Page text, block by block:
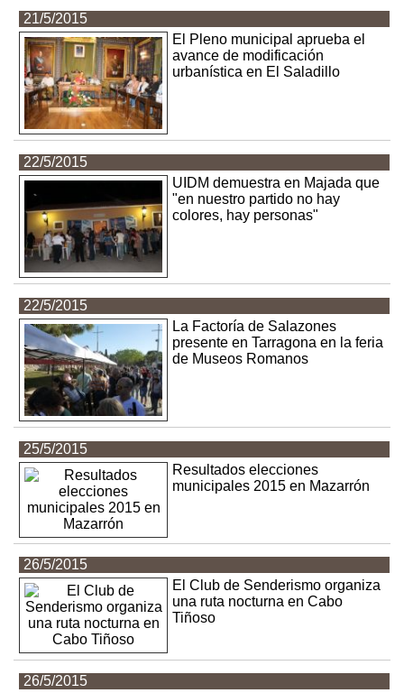
21/5/2015
El Pleno municipal aprueba el
avance de modificación
urbanística en El Saladillo
22/5/2015
UIDM demuestra en Majada que
"en nuestro partido no hay
colores, hay personas"
22/5/2015
La Factoría de Salazones
presente en Tarragona en la feria
de Museos Romanos
25/5/2015
Resultados elecciones
municipales 2015 en Mazarrón
26/5/2015
El Club de Senderismo organiza
una ruta nocturna en Cabo
Tiñoso
26/5/2015